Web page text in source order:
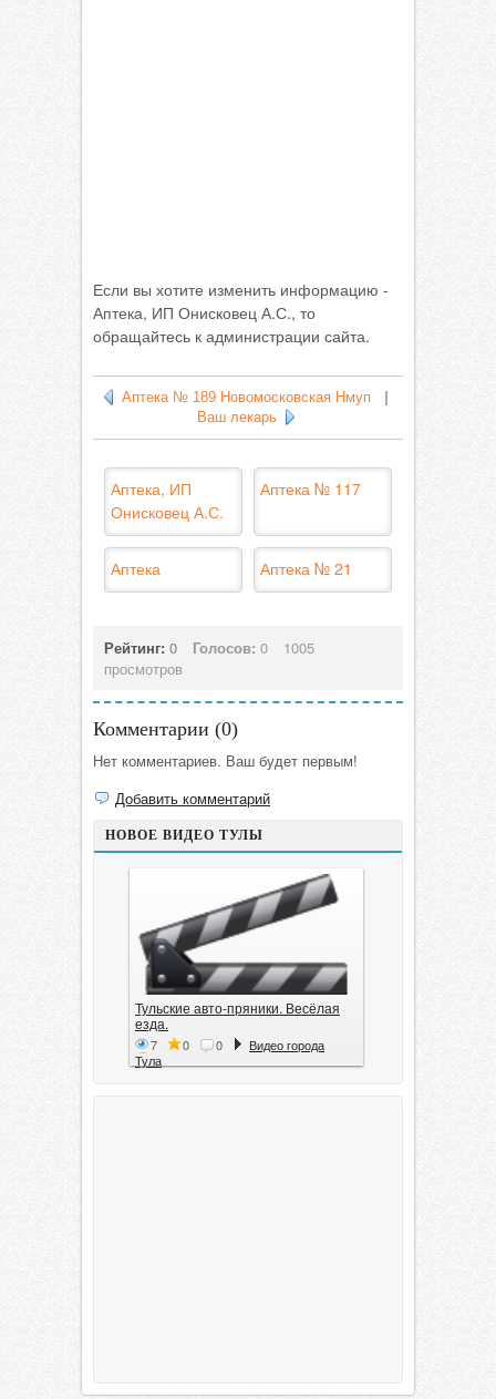
Если вы хотите изменить информацию -
Аптека, ИП Онисковец А.С., то
обращайтесь к администрации сайта.
Аптека № 189 Новомосковская Нмуп|
Ваш лекарь
Аптека, ИП
Онисковец А.С.
Аптека № 117
Аптека Аптека № 21
Рейтинг: 0 Голосов: 0
1005
просмотров
Комментарии (0)
Нет комментариев. Ваш будет первым!
Добавить комментарий
НОВОЕ ВИДЕО ТУЛЫ
Тульские авто-пряники. Весёлая
езда.
7 0 0
Видео города
Тула